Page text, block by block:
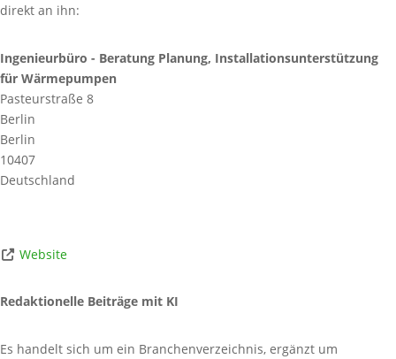
direkt an ihn:
Ingenieurbüro - Beratung Planung, Installationsunterstützung
für Wärmepumpen
Pasteurstraße 8
Berlin
Berlin
10407
Deutschland
Website
Redaktionelle Beiträge mit KI
Es handelt sich um ein Branchenverzeichnis, ergänzt um